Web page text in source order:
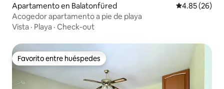
Apartamento en Balatonfüred Calificación
4.85 (26)
Acogedor apartamento a pie de playa
Vista · Playa · Check-out
Favorito entre huéspedes
Favorito entre huéspedes